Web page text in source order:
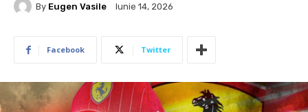
By Eugen Vasile Iunie 14, 2026
Facebook Twitter